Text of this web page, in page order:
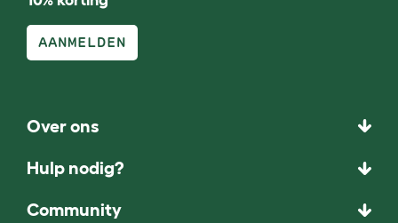
AANMELDEN
Over ons
Hulp nodig?
Community